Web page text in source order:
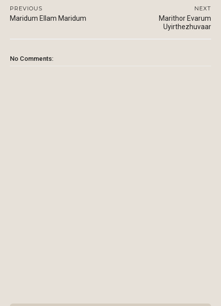
NEXT
Marithor Evarum
Uyirthezhuvaar
PREVIOUS
Maridum Ellam Maridum
No Comments: